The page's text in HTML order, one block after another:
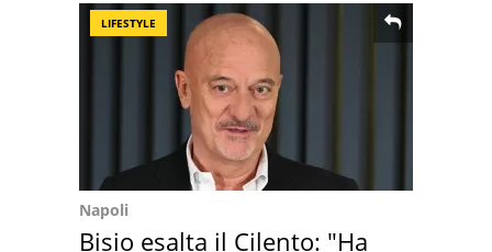
LIFESTYLE
Napoli
Bisio esalta il Cilento: "Ha